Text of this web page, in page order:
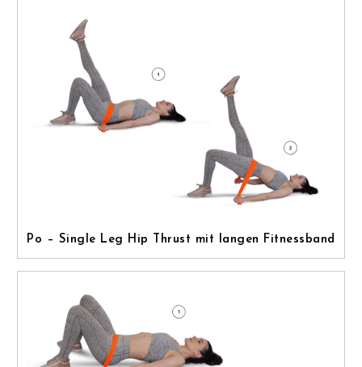
Po – Single Leg Hip Thrust mit langen Fitnessband